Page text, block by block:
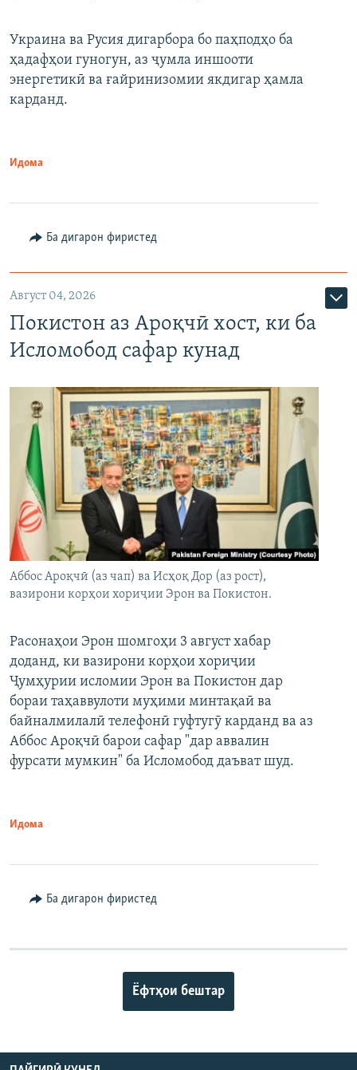
Украина ва Русия дигарбора бо паҳподҳо ба
ҳадафҳои гуногун, аз ҷумла иншооти
энергетикӣ ва ғайринизомии якдигар ҳамла
карданд.
Идома
Ба дигарон фиристед
Август 04, 2026
Покистон аз Ароқчӣ хост, ки ба
Исломобод сафар кунад
Аббос Ароқчӣ (аз чап) ва Исҳоқ Дор (аз рост),
вазирони корҳои хориҷии Эрон ва Покистон.
Расонаҳои Эрон шомгоҳи 3 август хабар
доданд, ки вазирони корҳои хориҷии
Ҷумҳурии исломии Эрон ва Покистон дар
бораи таҳаввулоти муҳими минтақаӣ ва
байналмилалӣ телефонӣ гуфтугӯ карданд ва аз
Аббос Ароқчӣ барои сафар "дар аввалин
фурсати мумкин" ба Исломобод даъват шуд.
Идома
Ба дигарон фиристед
Ёфтҳои бештар